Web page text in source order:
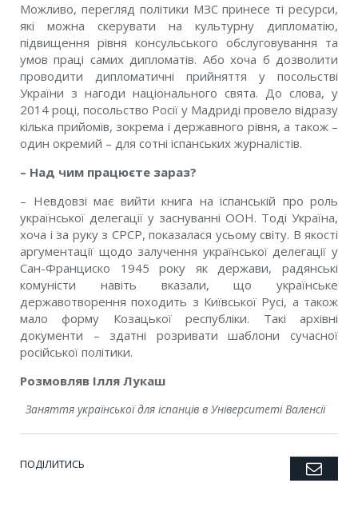
Можливо, перегляд політики МЗС принесе ті ресурси,
які можна скерувати на культурну дипломатію,
підвищення рівня консульського обслуговування та
умов праці самих дипломатів. Або хоча б дозволити
проводити дипломатичні прийняття у посольстві
України з нагоди національного свята. До слова, у
2014 році, посольство Росії у Мадриді провело відразу
кілька прийомів, зокрема і державного рівня, а також –
один окремий – для сотні іспанських журналістів.
– Над чим працюєте зараз?
– Невдовзі має вийти книга на іспанській про роль
української делегації у заснуванні ООН. Тоді Україна,
хоча і за руку з СРСР, показалася усьому світу. В якості
аргументації щодо залучення української делегації у
Сан-Франциско 1945 року як держави, радянські
комуністи навіть вказали, що українське
державотворення походить з Київської Русі, а також
мало форму Козацької республіки. Такі архівні
документи – здатні розривати шаблони сучасної
російської політики.
Розмовляв Ілля Лукаш
Заняття української для іспанців в Університеті Валенсії
ПОДІЛИТИСЬ Twitter
Facebook
Google+
Pinterest
LinkedIn
Tumblr